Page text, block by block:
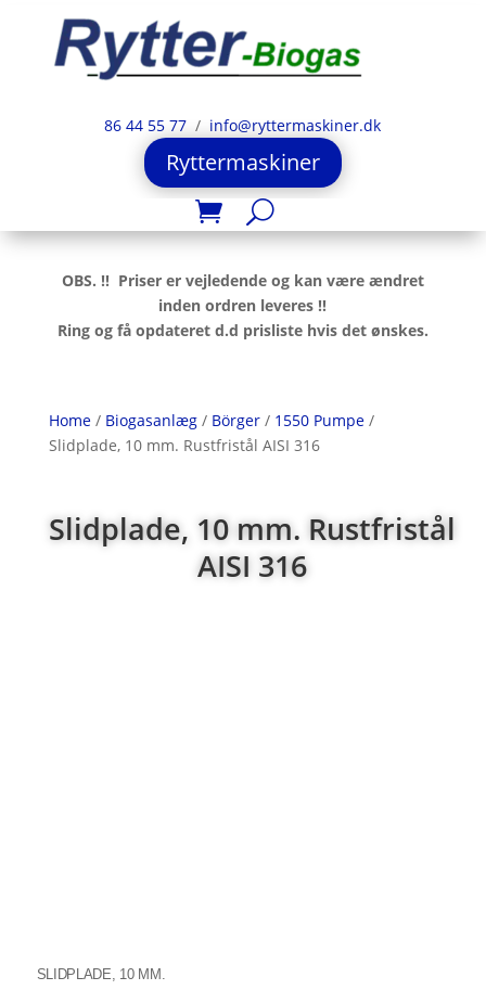
86 44 55 77 / info@ryttermaskiner.dk
Ryttermaskiner
OBS. !! Priser er vejledende og kan være ændret
inden ordren leveres !!
Ring og få opdateret d.d prisliste hvis det ønskes.
Home/ Biogasanlæg/ Börger/ 1550 Pumpe/
Slidplade, 10 mm. Rustfristål AISI 316
Slidplade, 10 mm. Rustfristål
AISI 316
SLIDPLADE, 10 MM.